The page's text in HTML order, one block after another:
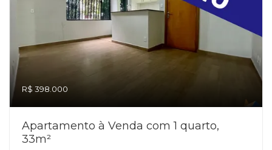
R$ 398.000
Apartamento à Venda com 1 quarto,
33m²